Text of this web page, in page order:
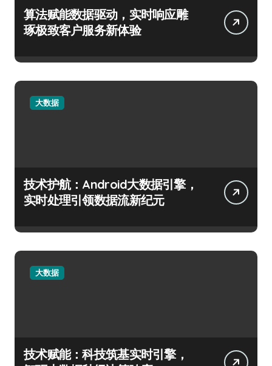
算法赋能数据驱动，实时响应雕
琢极致客户服务新体验
大数据
技术护航：Android大数据引擎，
实时处理引领数据流新纪元
大数据
技术赋能：科技筑基实时引擎，